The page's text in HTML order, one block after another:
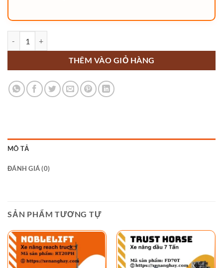
THÊM VÀO GIỎ HÀNG
MÔ TẢ
ĐÁNH GIÁ (0)
SẢN PHẨM TƯƠNG TỰ